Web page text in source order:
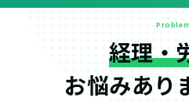
経理・
お悩みあり